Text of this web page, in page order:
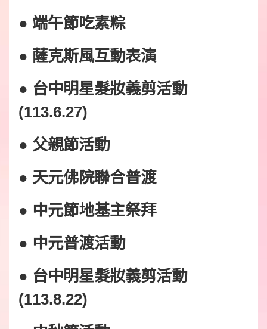
● 端午節吃素粽
● 薩克斯風互動表演
● 台中明星髮妝義剪活動
(113.6.27)
● 父親節活動
● 天元佛院聯合普渡
● 中元節地基主祭拜
● 中元普渡活動
● 台中明星髮妝義剪活動
(113.8.22)